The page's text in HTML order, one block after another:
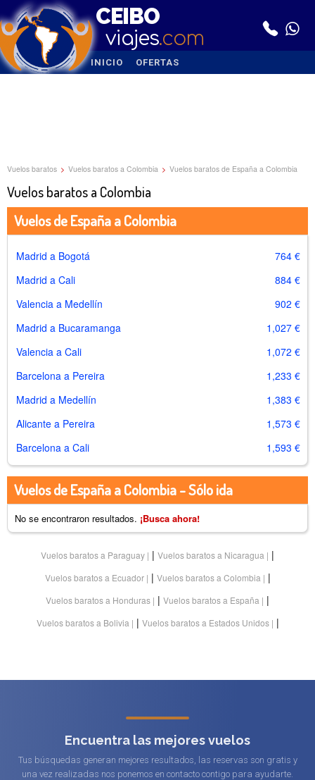
CEIBO
viajes.com
INICIO OFERTAS
Encuentra las mejores vuelos
Tus búsquedas generan mejores resultados, las reservas son gratis y
una vez realizadas nos ponemos en contacto contigo para ayudarte.